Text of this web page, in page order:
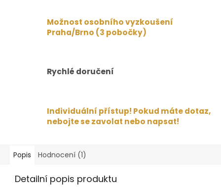
Možnost osobního vyzkoušení
Praha/Brno (3 pobočky)
Rychlé doručení
Individuální přístup! Pokud máte dotaz,
nebojte se zavolat nebo napsat!
Popis Hodnocení (1)
Detailní popis produktu